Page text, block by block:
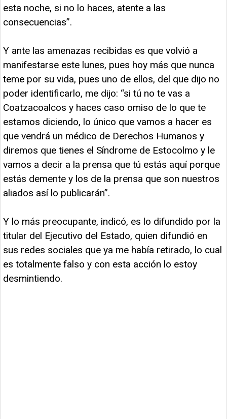
esta noche, si no lo haces, atente a las
consecuencias”.
Y ante las amenazas recibidas es que volvió a
manifestarse este lunes, pues hoy más que nunca
teme por su vida, pues uno de ellos, del que dijo no
poder identificarlo, me dijo: “si tú no te vas a
Coatzacoalcos y haces caso omiso de lo que te
estamos diciendo, lo único que vamos a hacer es
que vendrá un médico de Derechos Humanos y
diremos que tienes el Síndrome de Estocolmo y le
vamos a decir a la prensa que tú estás aquí porque
estás demente y los de la prensa que son nuestros
aliados así lo publicarán”.
Y lo más preocupante, indicó, es lo difundido por la
titular del Ejecutivo del Estado, quien difundió en
sus redes sociales que ya me había retirado, lo cual
es totalmente falso y con esta acción lo estoy
desmintiendo.